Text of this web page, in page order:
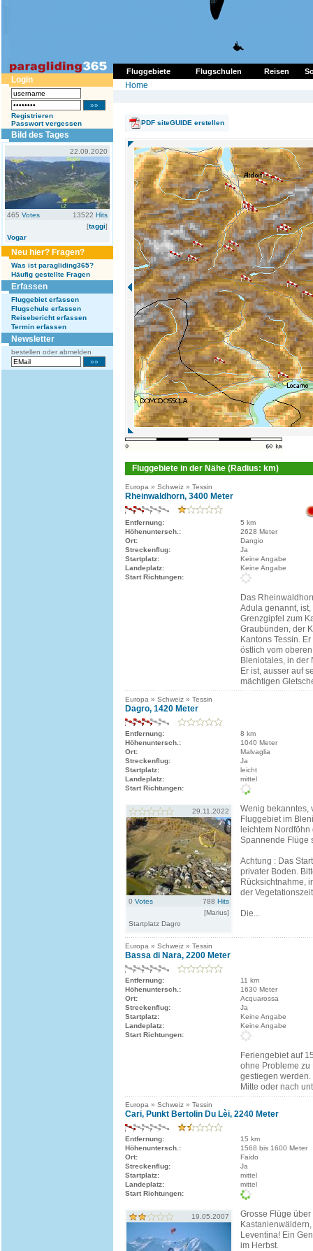
Fluggebiete Flugschulen Reisen
Login
Registrieren
Passwort vergessen
Bild des Tages
22.09.2020
465 Votes 13522 Hits
[taggi]
Vogar
Neu hier? Fragen?
Was ist paragliding365?
Häufig gestellte Fragen
Erfassen
Fluggebiet erfassen
Flugschule erfassen
Reisebericht erfassen
Termin erfassen
Newsletter
bestellen oder abmelden
Home
PDF siteGUIDE erstellen
Fluggebiete in der Nähe (Radius: km)
Europa » Schweiz » Tessin
Rheinwaldhorn, 3400 Meter
Entfernung:
5 km
Höhenuntersch.:
2628 Meter
Ort:
Dangio
Streckenflug:
Ja
Startplatz:
Keine Angabe
Landeplatz:
Keine Angabe
Start Richtungen:
Das
Adula genannt,
Grenzgipfel zum
Graubünden, der
Kantons Tessin.
östlich vom
Bleniotales, in der
Er ist, ausser auf
mächtigen
Europa » Schweiz » Tessin
Dagro, 1420 Meter
Entfernung:
8 km
Höhenuntersch.:
1040 Meter
Ort:
Malvaglia
Streckenflug:
Ja
Startplatz:
leicht
Landeplatz:
mittel
Start Richtungen:
29.11.2022
0 Votes 788 Hits
[Marius]
Startplatz Dagro
Wenig bekanntes,
Fluggebiet im
leichtem Nordföhn
Spannende Flüge
Achtung : Das
privater Boden.
Rücksichtnahme,
der
Die...
Europa » Schweiz » Tessin
Bassa di Nara, 2200 Meter
Entfernung:
11 km
Höhenuntersch.:
1630 Meter
Ort:
Acquarossa
Streckenflug:
Ja
Startplatz:
Keine Angabe
Landeplatz:
Keine Angabe
Start Richtungen:
Feriengebiet auf
ohne Probleme zu
gestiegen
Mitte oder nach
Europa » Schweiz » Tessin
Cari, Punkt Bertolin Du Lèi, 2240 Meter
Entfernung:
15 km
Höhenuntersch.:
1568 bis 1600 Meter
Ort:
Faido
Streckenflug:
Ja
Startplatz:
mittel
Landeplatz:
mittel
Start Richtungen:
19.05.2007
Grosse Flüge über
Leventina! Ein
im Herbst.